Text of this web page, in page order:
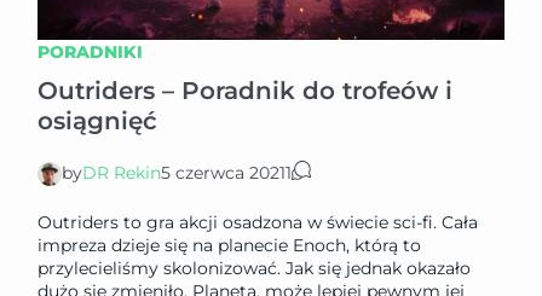
PORADNIKI
Outriders – Poradnik do trofeów i
osiągnięć
byDR Rekin5 czerwca 20211
Outriders to gra akcji osadzona w świecie sci-fi. Cała
impreza dzieje się na planecie Enoch, którą to
przylecieliśmy skolonizować. Jak się jednak okazało
dużo się zmieniło. Planetą, może lepiej pewnym jej